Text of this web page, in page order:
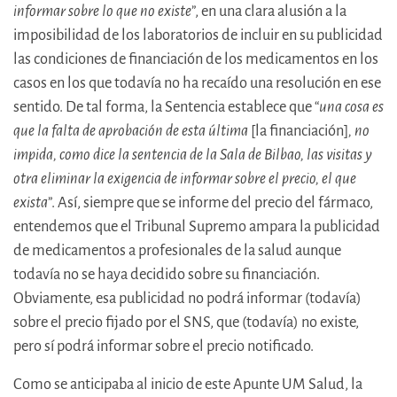
informar sobre lo que no existe”, en una clara alusión a la
imposibilidad de los laboratorios de incluir en su publicidad
las condiciones de financiación de los medicamentos en los
casos en los que todavía no ha recaído una resolución en ese
sentido. De tal forma, la Sentencia establece que “una cosa es
que la falta de aprobación de esta última [la financiación], no
impida, como dice la sentencia de la Sala de Bilbao, las visitas y
otra eliminar la exigencia de informar sobre el precio, el que
exista”. Así, siempre que se informe del precio del fármaco,
entendemos que el Tribunal Supremo ampara la publicidad
de medicamentos a profesionales de la salud aunque
todavía no se haya decidido sobre su financiación.
Obviamente, esa publicidad no podrá informar (todavía)
sobre el precio fijado por el SNS, que (todavía) no existe,
pero sí podrá informar sobre el precio notificado.
Como se anticipaba al inicio de este Apunte UM Salud, la